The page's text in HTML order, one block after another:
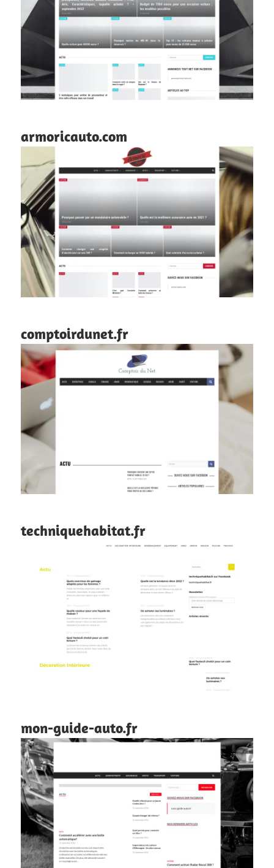
armoricauto.com
comptoirdunet.fr
techniquehabitat.fr
mon-guide-auto.fr